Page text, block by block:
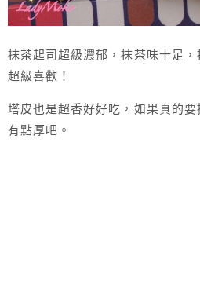
抹茶起司超級濃郁，抹茶味十足，
超級喜歡！
塔皮也是超香好好吃，如果真的
有點厚吧。